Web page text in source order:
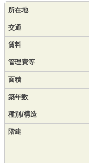
所在地
交通
賃料
管理費等
面積
築年数
種別/構造
階建